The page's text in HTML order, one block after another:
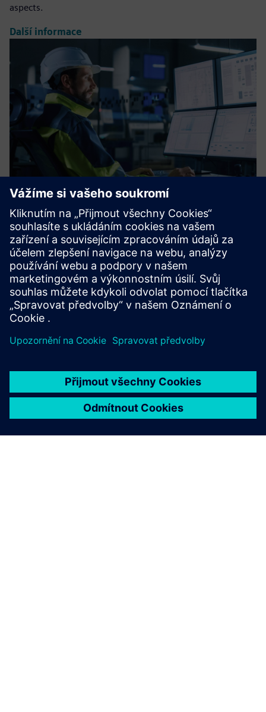
aspects.
Další informace
IE Config & Deployment
We provide scalable solutions for data connectivity.
Harness the efficiency of our expert configuration and
deployment for Siemens Industrial Edge devices. Achieve
seamless integration, optimal performance, and sustained
competiti...
Další informace